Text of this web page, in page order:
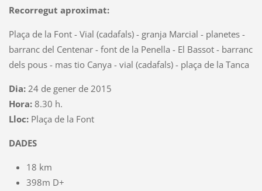
Recorregut aproximat:
Plaça de la Font - Vial (cadafals) - granja Marcial - planetes -
barranc del Centenar - font de la Penella - El Bassot - barranc
dels pous - mas tio Canya - vial (cadafals) - plaça de la Tanca
Dia:24 de gener de 2015
Hora: 8.30 h.
Lloc: Plaça de la Font
DADES
18 km
398m D+